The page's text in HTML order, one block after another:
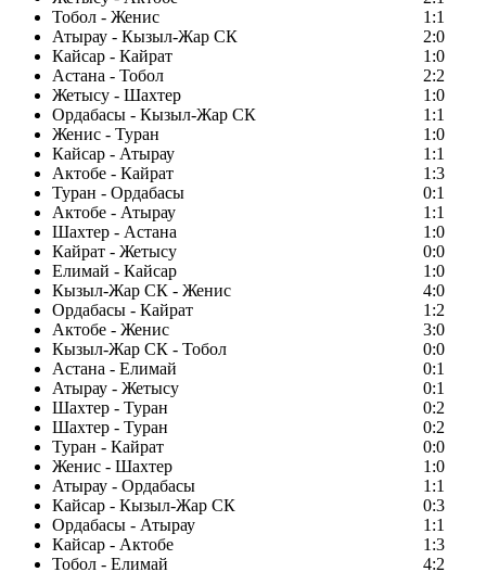
Тобол - Женис
1:1
Атырау - Кызыл-Жар СК
2:0
Кайсар - Кайрат
1:0
Астана - Тобол
2:2
Жетысу - Шахтер
1:0
Ордабасы - Кызыл-Жар СК
1:1
Женис - Туран
1:0
Кайсар - Атырау
1:1
Актобе - Кайрат
1:3
Туран - Ордабасы
0:1
Актобе - Атырау
1:1
Шахтер - Астана
1:0
Кайрат - Жетысу
0:0
Елимай - Кайсар
1:0
Кызыл-Жар СК - Женис
4:0
Ордабасы - Кайрат
1:2
Актобе - Женис
3:0
Кызыл-Жар СК - Тобол
0:0
Астана - Елимай
0:1
Атырау - Жетысу
0:1
Шахтер - Туран
0:2
Шахтер - Туран
0:2
Туран - Кайрат
0:0
Женис - Шахтер
1:0
Атырау - Ордабасы
1:1
Кайсар - Кызыл-Жар СК
0:3
Ордабасы - Атырау
1:1
Кайсар - Актобе
1:3
Тобол - Елимай
4:2